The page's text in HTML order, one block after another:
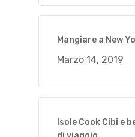
Mangiare a New
Marzo 14, 2019
Isole Cook Cibi e